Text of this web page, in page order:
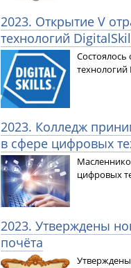
2023. Открытие V
технологий
технологий
2023. Колледж
в сфере цифровых
цифровых
2023. Утверждены
почёта